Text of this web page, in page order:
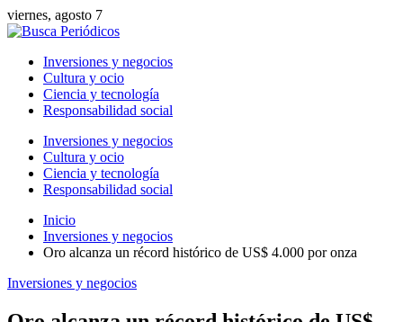
viernes, agosto 7
Inversiones y negocios
Cultura y ocio
Ciencia y tecnología
Responsabilidad social
Inversiones y negocios
Cultura y ocio
Ciencia y tecnología
Responsabilidad social
Inicio
Inversiones y negocios
Oro alcanza un récord histórico de US$ 4.000 por onza
Inversiones y negocios